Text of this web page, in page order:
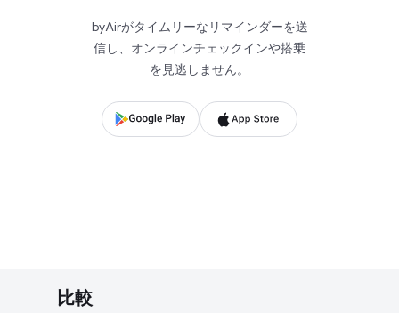
byAirがタイムリーなリマインダーを送
信し、オンラインチェックインや搭乗
を見逃しません。
比較